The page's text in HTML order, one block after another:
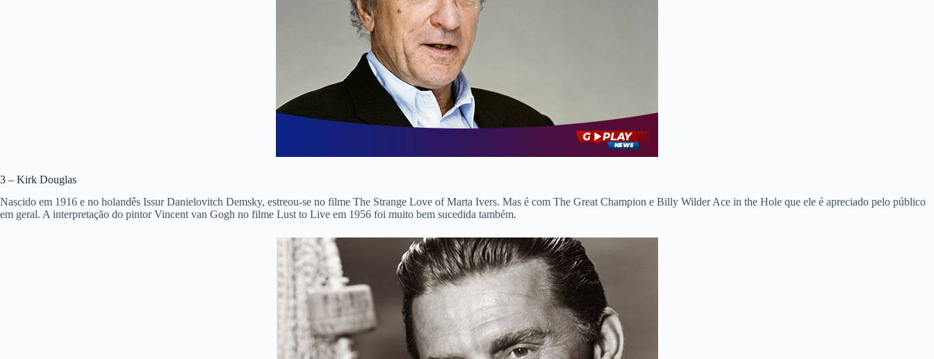
3 – Kirk Douglas
Nascido em 1916 e no holandês Issur Danielovitch Demsky, estreou-se no filme The Strange Love of Marta Ivers. Mas é com The Great Champion e Billy Wilder Ace in the Hole que ele é apreciado pelo público
em geral. A interpretação do pintor Vincent van Gogh no filme Lust to Live em 1956 foi muito bem sucedida também.